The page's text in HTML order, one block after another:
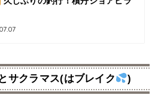
サクラマス(はブレイク )